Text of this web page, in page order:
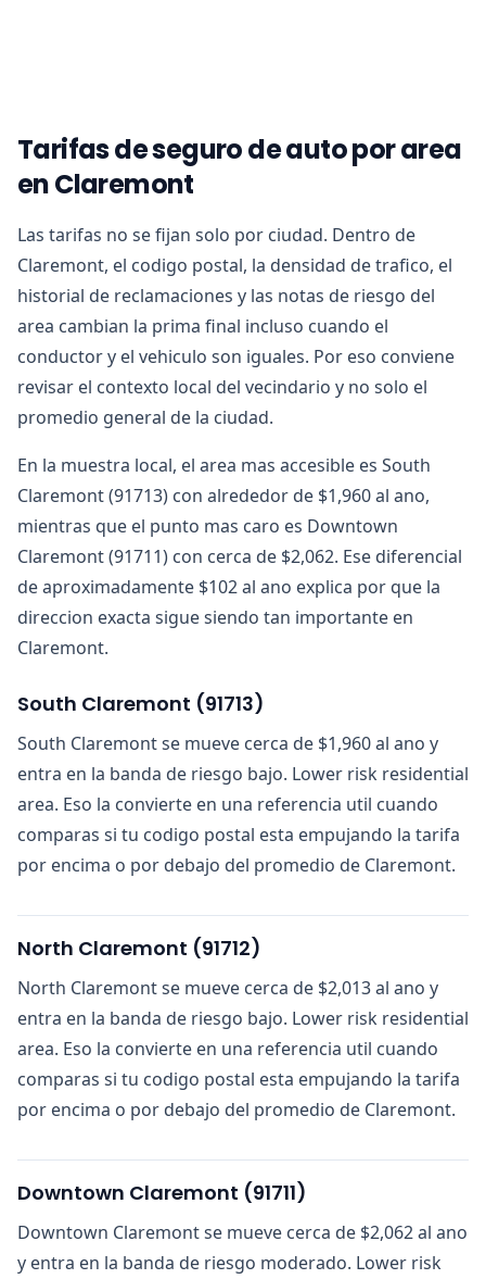
Tarifas de seguro de auto por area
en Claremont
Las tarifas no se fijan solo por ciudad. Dentro de
Claremont, el codigo postal, la densidad de trafico, el
historial de reclamaciones y las notas de riesgo del
area cambian la prima final incluso cuando el
conductor y el vehiculo son iguales. Por eso conviene
revisar el contexto local del vecindario y no solo el
promedio general de la ciudad.
En la muestra local, el area mas accesible es South
Claremont (91713) con alrededor de $1,960 al ano,
mientras que el punto mas caro es Downtown
Claremont (91711) con cerca de $2,062. Ese diferencial
de aproximadamente $102 al ano explica por que la
direccion exacta sigue siendo tan importante en
Claremont.
South Claremont (91713)
South Claremont se mueve cerca de $1,960 al ano y
entra en la banda de riesgo bajo. Lower risk residential
area. Eso la convierte en una referencia util cuando
comparas si tu codigo postal esta empujando la tarifa
por encima o por debajo del promedio de Claremont.
North Claremont (91712)
North Claremont se mueve cerca de $2,013 al ano y
entra en la banda de riesgo bajo. Lower risk residential
area. Eso la convierte en una referencia util cuando
comparas si tu codigo postal esta empujando la tarifa
por encima o por debajo del promedio de Claremont.
Downtown Claremont (91711)
Downtown Claremont se mueve cerca de $2,062 al ano
y entra en la banda de riesgo moderado. Lower risk